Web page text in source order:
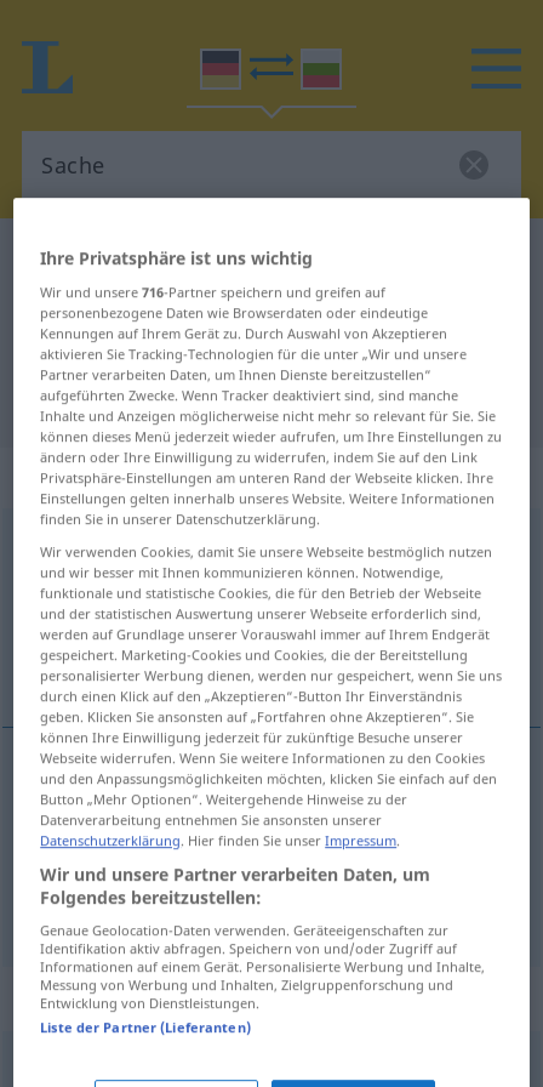
Deutsch-Bulgarisch Wörterbuch
Deutsch-Bulgarisch Übersetzung
für "Sache"
"Sache" Bulgarisch Übersetzung
„Sache“: feminin
Sache
Übersicht aller Übersetzungen
(Für mehr Details die Übersetzung anklicken/antippen)
нещо, вещ, работа, дело
нещо Sache
вещf Sache
работа,дело Sache FIG
Beispielsätze für "Sache"
sich einer Sacheannehmen
Ihre Privatsphäre ist uns wichtig
Wir und unsere716-Partner speichern und greifen auf
personenbezogene Daten wie Browserdaten oder eindeutige
Kennungen auf Ihrem Gerät zu. Durch Auswahl von Akzeptieren
aktivieren Sie Tracking-Technologien für die unter „Wir und unsere
Partner verarbeiten Daten, um Ihnen Dienste bereitzustellen“
aufgeführten Zwecke. Wenn Tracker deaktiviert sind, sind manche
Inhalte und Anzeigen möglicherweise nicht mehr so relevant für Sie. Sie
können dieses Menü jederzeit wieder aufrufen, um Ihre Einstellungen zu
ändern oder Ihre Einwilligung zu widerrufen, indem Sie auf den Link
Privatsphäre-Einstellungen am unteren Rand der Webseite klicken. Ihre
Einstellungen gelten innerhalb unseres Website. Weitere Informationen
finden Sie in unserer Datenschutzerklärung.
Wir verwenden Cookies, damit Sie unsere Webseite bestmöglich nutzen
und wir besser mit Ihnen kommunizieren können. Notwendige,
funktionale und statistische Cookies, die für den Betrieb der Webseite
und der statistischen Auswertung unserer Webseite erforderlich sind,
werden auf Grundlage unserer Vorauswahl immer auf Ihrem Endgerät
gespeichert. Marketing-Cookies und Cookies, die der Bereitstellung
personalisierter Werbung dienen, werden nur gespeichert, wenn Sie uns
durch einen Klick auf den „Akzeptieren“-Button Ihr Einverständnis
geben. Klicken Sie ansonsten auf „Fortfahren ohne Akzeptieren“. Sie
können Ihre Einwilligung jederzeit für zukünftige Besuche unserer
Webseite widerrufen. Wenn Sie weitere Informationen zu den Cookies
und den Anpassungsmöglichkeiten möchten, klicken Sie einfach auf den
Button „Mehr Optionen“. Weitergehende Hinweise zu der
Datenverarbeitung entnehmen Sie ansonsten unserer
Datenschutzerklärung. Hier finden Sie unserImpressum.
Wir und unsere Partner verarbeiten Daten, um
Folgendes bereitzustellen:
Genaue Geolocation-Daten verwenden. Geräteeigenschaften zur
Identifikation aktiv abfragen. Speichern von und/oder Zugriff auf
Informationen auf einem Gerät. Personalisierte Werbung und Inhalte,
Messung von Werbung und Inhalten, Zielgruppenforschung und
Entwicklung von Dienstleistungen.
Liste der Partner (Lieferanten)